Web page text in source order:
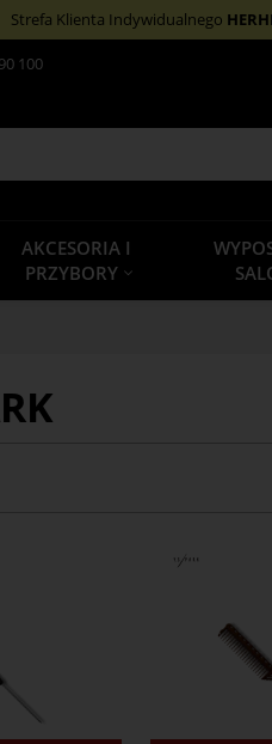
Strefa Klienta Indywidualnego
100
AKCESORIA I
PRZYBORY